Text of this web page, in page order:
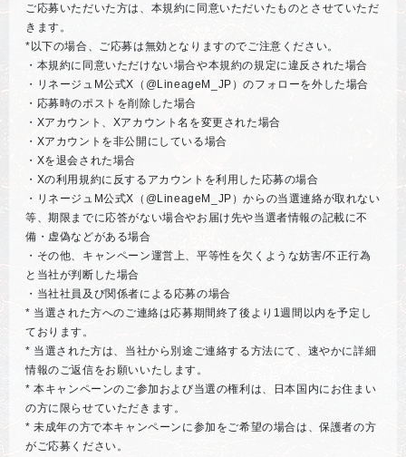
ご応募いただいた方は、本規約に同意いただいたものとさせていただ
きます。
*以下の場合、ご応募は無効となりますのでご注意ください。
・本規約に同意いただけない場合や本規約の規定に違反された場合
・リネージュM公式X（@LineageM_JP）のフォローを外した場合
・応募時のポストを削除した場合
・Xアカウント、Xアカウント名を変更された場合
・Xアカウントを非公開にしている場合
・Xを退会された場合
・Xの利用規約に反するアカウントを利用した応募の場合
・リネージュM公式X（@LineageM_JP）からの当選連絡が取れない
等、期限までに応答がない場合やお届け先や当選者情報の記載に不
備・虚偽などがある場合
・その他、キャンペーン運営上、平等性を欠くような妨害/不正行為
と当社が判断した場合
・当社社員及び関係者による応募の場合
* 当選された方へのご連絡は応募期間終了後より1週間以内を予定し
ております。
* 当選された方は、当社から別途ご連絡する方法にて、速やかに詳細
情報のご返信をお願いいたします。
* 本キャンペーンのご参加および当選の権利は、日本国内にお住まい
の方に限らせていただきます。
* 未成年の方で本キャンペーンに参加をご希望の場合は、保護者の方
がご応募ください。